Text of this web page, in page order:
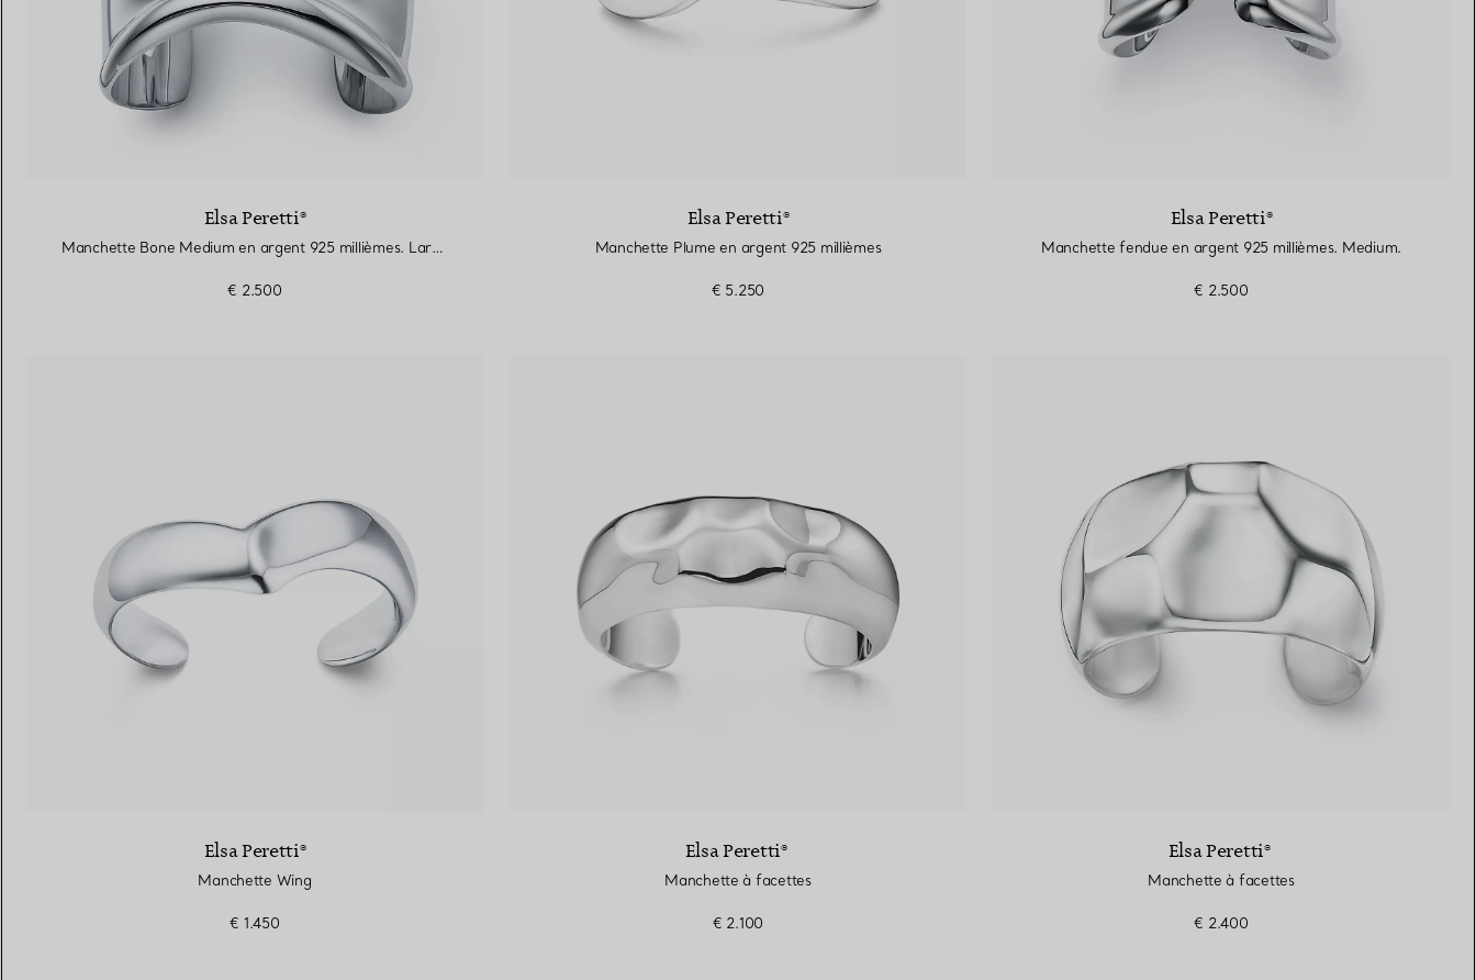
Elsa Peretti®
Manchette Bone Medium en argent 925 millièmes. Largeur
€ 2.500
Elsa Peretti®
Manchette Plume en argent 925 millièmes
€ 5.250
Elsa Peretti®
Manchette fendue en argent 925 millièmes. Medium.
€ 2.500
Elsa Peretti®
Manchette Wing
€ 1.450
Elsa Peretti®
Manchette à facettes
€ 2.100
Elsa Peretti®
Manchette à facettes
€ 2.400